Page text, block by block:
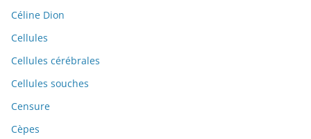
Céline Dion
Cellules
Cellules cérébrales
Cellules souches
Censure
Cèpes